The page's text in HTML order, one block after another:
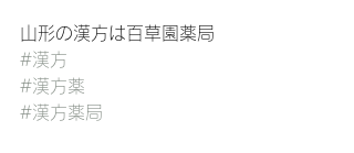
山形の漢方は百草園薬局
#漢方
#漢方薬
#漢方薬局